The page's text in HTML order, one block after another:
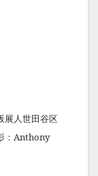
展人世田谷区
：Anthony